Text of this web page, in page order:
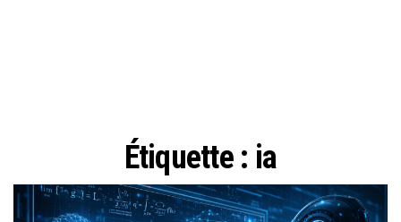
Étiquette : ia